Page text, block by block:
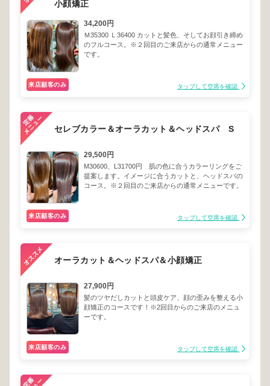
小顔矯正
34,200円
Ｍ35300 Ｌ36400 カットと髪色、そしてお顔引き締め
のフルコース。※２回目のご来店からの通常メニュー
です。
来店顧客のみ タップして空席を確認
セレブカラー＆オーラカット＆ヘッドスパ S
29,500円
M30600、L31700円 肌の色に合うカラーリングをご
提案します。イメージに合うカットと、ヘッドスパの
コース。※２回目のご来店からの通常メニューです。
来店顧客のみ タップして空席を確認
オーラカット＆ヘッドスパ＆小顔矯正
27,900円
髪のツヤだしカットと頭皮ケア、顔の歪みを整える小
顔矯正のコースです！※2回目からのご来店のメニュ
ーです。
来店顧客のみ タップして空席を確認